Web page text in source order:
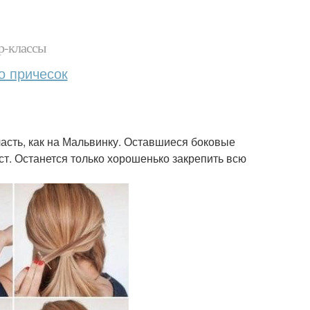
классы
причесок
как на Мальвинку. Оставшиеся боковые
Останется только хорошенько закрепить всю